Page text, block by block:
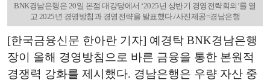
BNK경남은행은 20일 본점 대강당에서 ‘2025년 상반기 경영전략회의’를 열
고 2025년 경영방침과 경영전략을 발표했다./사진제공=경남은행
[한국금융신문 한아란 기자] 예경탁 BNK경남은행
장이 올해 경영방침으로 바른 금융을 통한 본원적
경쟁력 강화를 제시했다. 경남은행은 우량 자산 중